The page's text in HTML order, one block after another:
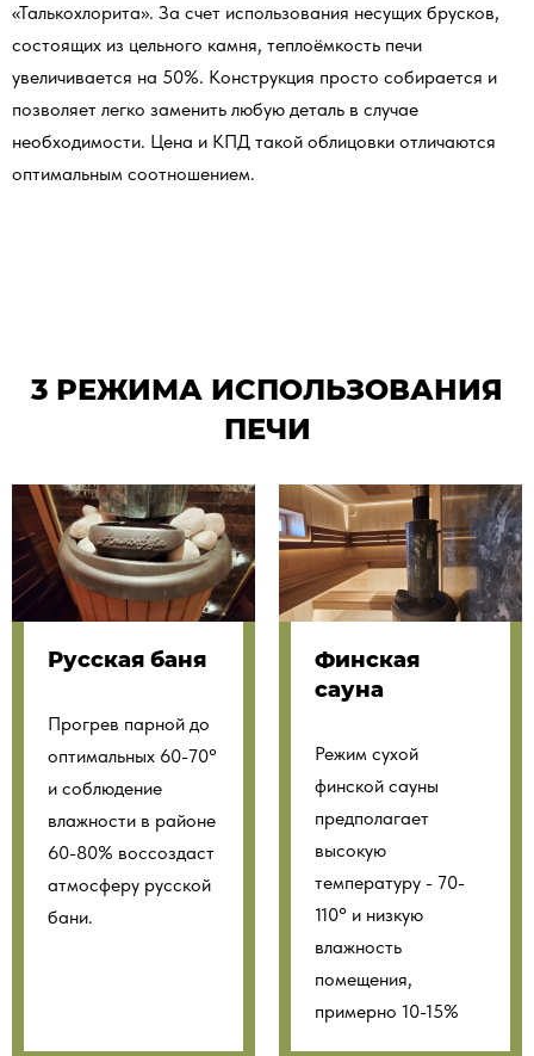
«Талькохлорита». За счет использования несущих брусков,
состоящих из цельного камня, теплоёмкость печи
увеличивается на 50%. Конструкция просто собирается и
позволяет легко заменить любую деталь в случае
необходимости. Цена и КПД такой облицовки отличаются
оптимальным соотношением.
3 РЕЖИМА ИСПОЛЬЗОВАНИЯ
ПЕЧИ
Русская баня
Прогрев парной до
оптимальных 60-70°
и соблюдение
влажности в районе
60-80% воссоздаст
атмосферу русской
бани.
Финская
сауна
Режим сухой
финской сауны
предполагает
высокую
температуру - 70-
110° и низкую
влажность
помещения,
примерно 10-15%